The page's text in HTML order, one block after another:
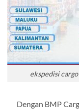
ekspedisi
Dengan BMP